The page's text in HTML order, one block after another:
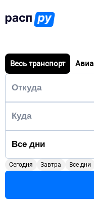
Весь транспорт Авиа
Сегодня Завтра Все дни